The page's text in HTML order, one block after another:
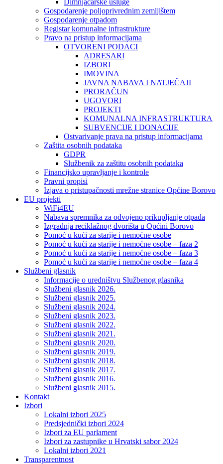
Dimnjačarske usluge
Gospodarenje poljoprivrednim zemljištem
Gospodarenje otpadom
Registar komunalne infrastrukture
Pravo na pristup informacijama
OTVORENI PODACI
ADRESARI
IZBORI
IMOVINA
JAVNA NABAVA I NATJEČAJI
PRORAČUN
UGOVORI
PROJEKTI
KOMUNALNA INFRASTRUKTURA
SUBVENCIJE I DONACIJE
Ostvarivanje prava na pristup informacijama
Zaštita osobnih podataka
GDPR
Službenik za zaštitu osobnih podataka
Financijsko upravljanje i kontrole
Pravni propisi
Izjava o pristupačnosti mrežne stranice Općine Borovo
EU projekti
WiFi4EU
Nabava spremnika za odvojeno prikupljanje otpada
Izgradnja reciklažnog dvorišta u Općini Borovo
Pomoć u kući za starije i nemoćne osobe
Pomoć u kući za starije i nemoćne osobe – faza 2
Pomoć u kući za starije i nemoćne osobe – faza 3
Pomoć u kući za starije i nemoćne osobe – faza 4
Službeni glasnik
Informacije o uredništvu Službenog glasnika
Službeni glasnik 2026.
Službeni glasnik 2025.
Službeni glasnik 2024.
Službeni glasnik 2023.
Službeni glasnik 2022.
Službeni glasnik 2021.
Službeni glasnik 2020.
Službeni glasnik 2019.
Službeni glasnik 2018.
Službeni glasnik 2017.
Službeni glasnik 2016.
Službeni glasnik 2015.
Kontakt
Izbori
Lokalni izbori 2025
Predsjednički izbori 2024
Izbori za EU parlament
Izbori za zastupnike u Hrvatski sabor 2024
Lokalni izbori 2021
Transparentnost